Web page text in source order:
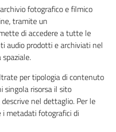
fotografico e filmico
tramite un
di accedere a tutte le
audio prodotti e archiviati nel
spaziale.
per tipologia di contenuto
singola risorsa il sito
nel dettaglio. Per le
metadati fotografici di